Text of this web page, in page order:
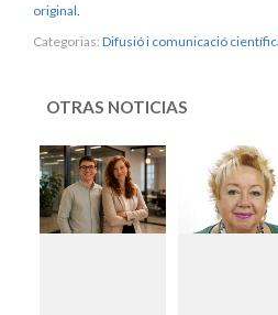
original
Categorias: Difusió i comunicació
OTRAS NOTICIAS